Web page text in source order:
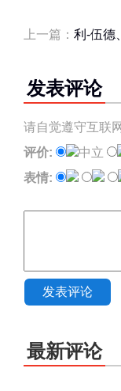
上一篇： 利-伍德
发表评论
请自觉遵守互联
评价:
中立
表情:
发表评论
最新评论